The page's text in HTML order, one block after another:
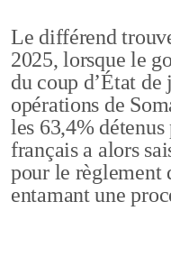
Le différend
2025, lorsque le
du coup d’État
opérations de
les 63,4%
français a alors
pour le règlement
entamant une